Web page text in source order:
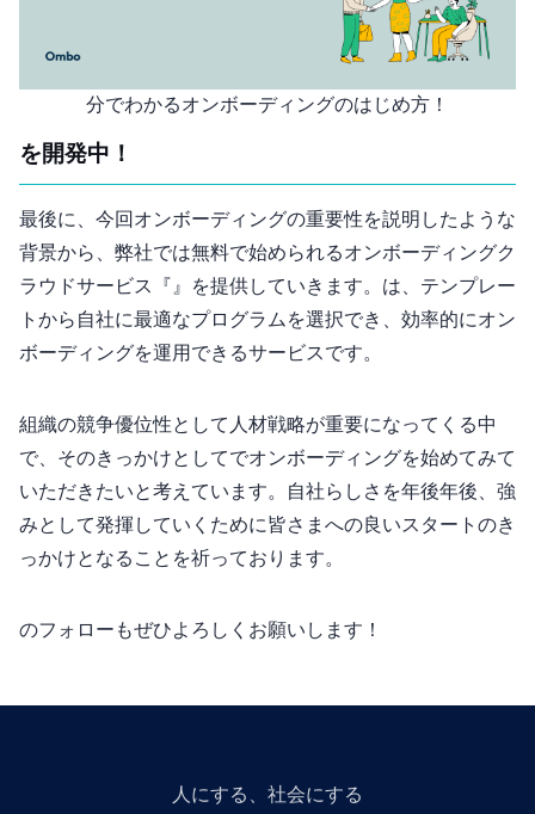
5分でわかるオンボーディングのはじめ方！
Omboを開発中！
最後に、今回オンボーディングの重要性を説明したような
背景から、弊社では無料で始められるオンボーディングク
ラウドサービス『Ombo』を提供していきます。Omboは、テンプレー
トから自社に最適なプログラムを選択でき、効率的にオン
ボーディングを運用できるサービスです。
組織の競争優位性として人材戦略が重要になってくる中
で、そのきっかけとしてOmboでオンボーディングを始めてみて
いただきたいと考えています。自社らしさを5年後10年後、強
みとして発揮していくために皆さまへの良いスタートのき
っかけとなることを祈っております。
のフォローもぜひよろしくお願いします！
人にGiveする、社会にGiveする